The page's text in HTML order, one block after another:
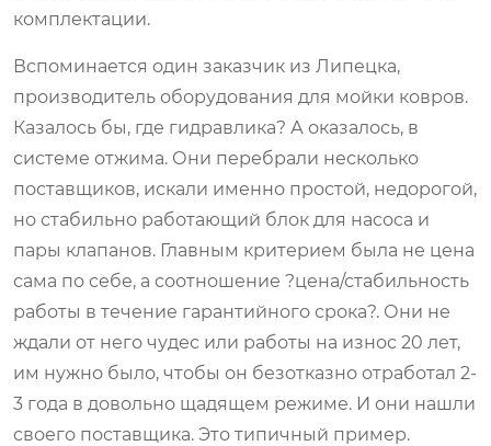
комплектации.
Вспоминается один заказчик из Липецка,
производитель оборудования для мойки ковров.
Казалось бы, где гидравлика? А оказалось, в
системе отжима. Они перебрали несколько
поставщиков, искали именно простой, недорогой,
но стабильно работающий блок для насоса и
пары клапанов. Главным критерием была не цена
сама по себе, а соотношение ?цена/стабильность
работы в течение гарантийного срока?. Они не
ждали от него чудес или работы на износ 20 лет,
им нужно было, чтобы он безотказно отработал 2-
3 года в довольно щадящем режиме. И они нашли
своего поставщика. Это типичный пример.